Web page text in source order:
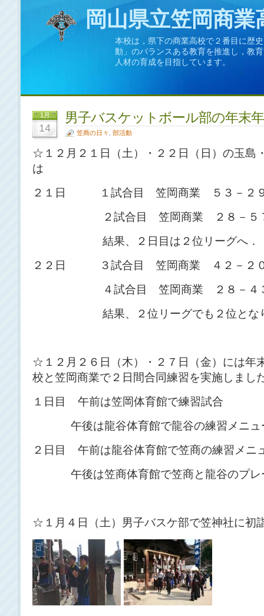
岡山県立笠岡商業
本校は，県下の商業高校で２番目に歴
動」のバランスある教育を推進し，教
人材の育成を目指しています。
1月
14
男子バスケットボール部の年末
笠商の日々 部活動
☆１２月２１日（土）・２２日（日）の玉島
は
２１日 １試合目 笠岡商業 ５３－２
２試合目 笠岡商業 ２８－５７
結果、２日目は２位リーグへ．
２２日 ３試合目 笠岡商業 ４２－２
４試合目 笠岡商業 ２８－４３
結果、２位リーグでも２位となり
☆１２月２６日（木）・２７日（金）には年
校と笠岡商業で２日間合同練習を実施しまし
１日目 午前は笠岡体育館で練習試合
午後は龍谷体育館で龍谷の練習メニュ
２日目 午前は龍谷体育館で笠商の練習メニ
午後は笠商体育館で笠商と龍谷のプレ
☆１月４日（土）男子バスケ部で笠神社に初